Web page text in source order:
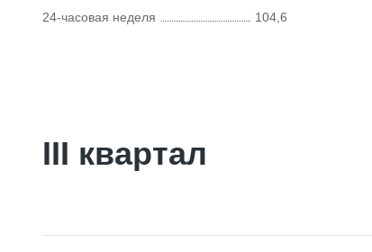
24-часовая неделя
104,6
III квартал